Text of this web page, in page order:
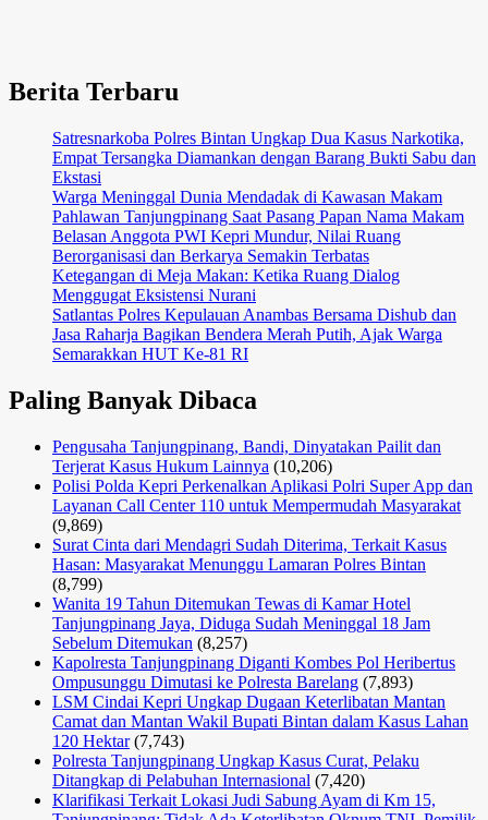
Berita Terbaru
Satresnarkoba Polres Bintan Ungkap Dua Kasus Narkotika,
Empat Tersangka Diamankan dengan Barang Bukti Sabu dan
Ekstasi
Warga Meninggal Dunia Mendadak di Kawasan Makam
Pahlawan Tanjungpinang Saat Pasang Papan Nama Makam
Belasan Anggota PWI Kepri Mundur, Nilai Ruang
Berorganisasi dan Berkarya Semakin Terbatas
Ketegangan di Meja Makan: Ketika Ruang Dialog
Menggugat Eksistensi Nurani
Satlantas Polres Kepulauan Anambas Bersama Dishub dan
Jasa Raharja Bagikan Bendera Merah Putih, Ajak Warga
Semarakkan HUT Ke-81 RI
Paling Banyak Dibaca
Pengusaha Tanjungpinang, Bandi, Dinyatakan Pailit dan
Terjerat Kasus Hukum Lainnya (10,206)
Polisi Polda Kepri Perkenalkan Aplikasi Polri Super App dan
Layanan Call Center 110 untuk Mempermudah Masyarakat
(9,869)
Surat Cinta dari Mendagri Sudah Diterima, Terkait Kasus
Hasan: Masyarakat Menunggu Lamaran Polres Bintan
(8,799)
Wanita 19 Tahun Ditemukan Tewas di Kamar Hotel
Tanjungpinang Jaya, Diduga Sudah Meninggal 18 Jam
Sebelum Ditemukan (8,257)
Kapolresta Tanjungpinang Diganti Kombes Pol Heribertus
Ompusunggu Dimutasi ke Polresta Barelang (7,893)
LSM Cindai Kepri Ungkap Dugaan Keterlibatan Mantan
Camat dan Mantan Wakil Bupati Bintan dalam Kasus Lahan
120 Hektar (7,743)
Polresta Tanjungpinang Ungkap Kasus Curat, Pelaku
Ditangkap di Pelabuhan Internasional (7,420)
Klarifikasi Terkait Lokasi Judi Sabung Ayam di Km 15,